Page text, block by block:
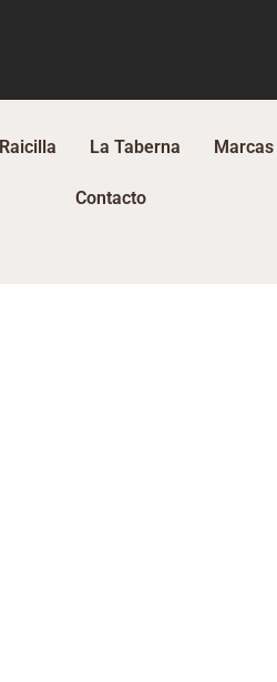
Raicilla La Taberna Marcas
Contacto